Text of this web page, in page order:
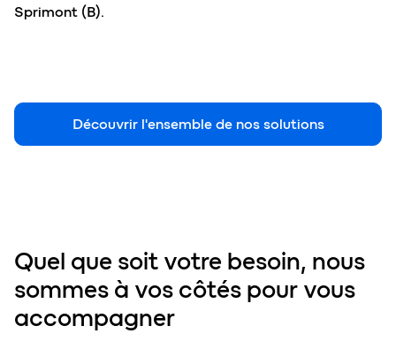
Sprimont (B).
Découvrir l'ensemble de nos solutions
Quel que soit votre besoin, nous
sommes à vos côtés pour vous
accompagner